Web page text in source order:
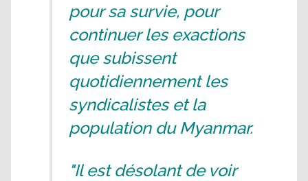
pour sa survie, pour
continuer les exactions
que subissent
quotidiennement les
syndicalistes et la
population du Myanmar.
"Il est désolant de voir